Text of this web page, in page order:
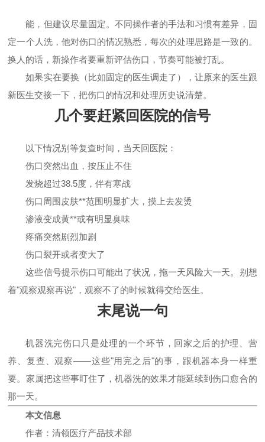
能，但建议尽量固定。不同操作者的手法和习惯有差异，固
定一个人洗，他对伤口的情况熟悉，每次的处理思路是一致的。
换人的话，新操作者要重新评估伤口，节奏可能被打乱。
如果实在要换（比如固定的医生调走了），让原来的医生跟
新医生交接一下，把伤口的情况和处理历史说清楚。
几个要赶紧回医院的信号
以下情况别等复查时间，当天回医院：
伤口突然出血，按压止不住
发烧超过38.5度，伴有寒战
伤口周围皮肤**范围明显扩大，摸上去发烫
渗液变成黄**或有明显臭味
疼痛突然剧烈加剧
伤口裂开或者变大了
这些信号提示伤口可能出了状况，拖一天风险大一天。别想
着"观察观察再说"，观察不了的时候就得交给医生。
末尾说一句
机器洗完伤口只是处理的一个环节，回家之后的护理、营
养、复查、观察——这些"用完之后"的事，跟机器本身一样重
要。家属把这些事盯住了，机器洗的效果才能延续到伤口愈合的
那一天。
本文信息
作者：清领医疗产品技术部